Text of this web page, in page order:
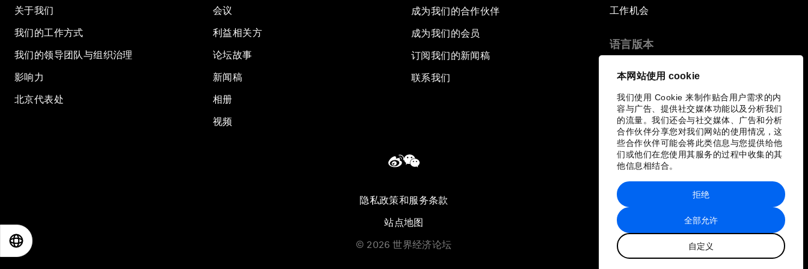
本网站使用 cookie
我们使用 Cookie 来制作贴合用户需求的内
容与广告、提供社交媒体功能以及分析我们
的流量。我们还会与社交媒体、广告和分析
合作伙伴分享您对我们网站的使用情况，这
些合作伙伴可能会将此类信息与您提供给他
们或他们在您使用其服务的过程中收集的其
他信息相结合。
全部允许
自定义
拒绝
关于我们
我们的工作方式
我们的领导团队与组织治理
影响力
北京代表处
会议
利益相关方
论坛故事
新闻稿
相册
视频
成为我们的合作伙伴
成为我们的会员
订阅我们的新闻稿
联系我们
工作机会
语言版本
隐私政策和服务条款
站点地图
© 2026 世界经济论坛